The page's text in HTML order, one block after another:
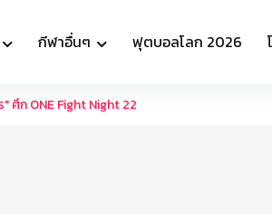
กีฬาอื่นๆ ฟุตบอลโลก 2026
ศึก ONE Fight Night 22